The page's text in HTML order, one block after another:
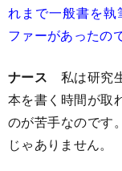
れまで一般書を
ファーがあったの
ナース 私は研究
本を書く時間が取
のが苦手なのです
じゃありません。